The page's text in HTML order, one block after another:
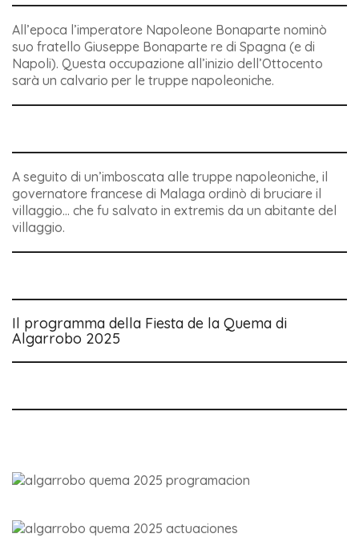
All’epoca l’imperatore Napoleone Bonaparte nominò
suo fratello Giuseppe Bonaparte re di Spagna (e di
Napoli). Questa occupazione all’inizio dell’Ottocento
sarà un calvario per le truppe napoleoniche.
A seguito di un’imboscata alle truppe napoleoniche, il
governatore francese di Malaga ordinò di bruciare il
villaggio… che fu salvato in extremis da un abitante del
villaggio.
Il programma della Fiesta de la Quema di
Algarrobo 2025